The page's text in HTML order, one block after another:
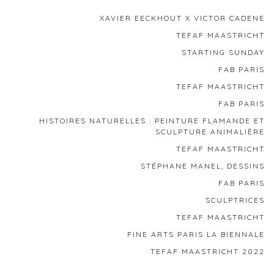
XAVIER EECKHOUT X VICTOR CADENE
TEFAF MAASTRICHT
STARTING SUNDAY
FAB PARIS
TEFAF MAASTRICHT
FAB PARIS
HISTOIRES NATURELLES : PEINTURE FLAMANDE ET
SCULPTURE ANIMALIÈRE
TEFAF MAASTRICHT
STÉPHANE MANEL, DESSINS
FAB PARIS
SCULPTRICES
TEFAF MAASTRICHT
FINE ARTS PARIS LA BIENNALE
TEFAF MAASTRICHT 2022